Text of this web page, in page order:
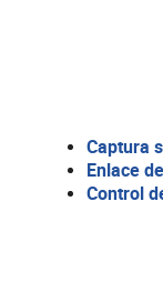
Captura
Enlace
Control